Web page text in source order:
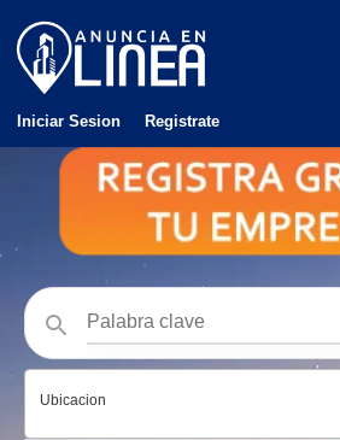
Iniciar Sesion Registrate
Ubicacion